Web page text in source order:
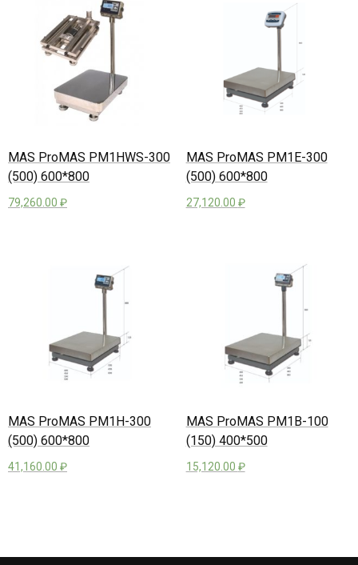
MAS ProMAS PM1HWS-300
(500) 600*800
79,260.00 ₽
MAS ProMAS PM1E-300
(500) 600*800
27,120.00 ₽
MAS ProMAS PM1H-300
(500) 600*800
41,160.00 ₽
MAS ProMAS PM1B-100
(150) 400*500
15,120.00 ₽